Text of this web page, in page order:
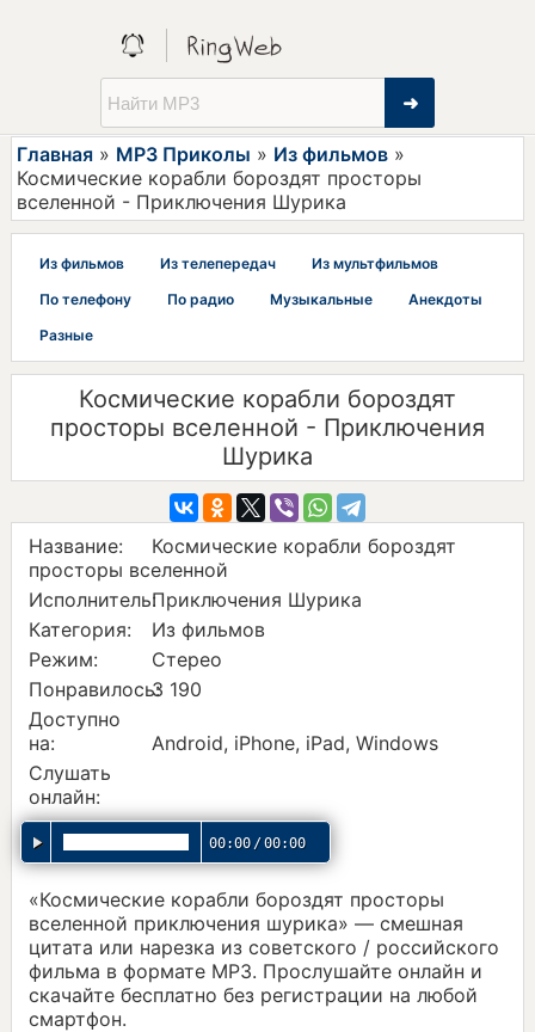
➜
Главная » MP3 Приколы » Из фильмов »
Космические корабли бороздят просторы
вселенной - Приключения Шурика
Из фильмов Из телепередач
Из мультфильмов
По телефону
По радио Музыкальные
Анекдоты
Разные
Космические корабли бороздят
просторы вселенной - Приключения
Шурика
Название:
Космические корабли бороздят
просторы вселенной
Исполнитель:Приключения Шурика
Категория:
Из фильмов
Режим:
Стерео
Понравилось:3 190
Доступно
на:
Android, iPhone, iPad, Windows
Слушать
онлайн:
00:00/00:00
«Космические корабли бороздят просторы
вселенной приключения шурика» — смешная
цитата или нарезка из советского / российского
фильма в формате MP3. Прослушайте онлайн и
скачайте бесплатно без регистрации на любой
смартфон.